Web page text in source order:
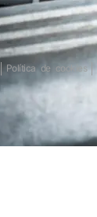
Política de cookies